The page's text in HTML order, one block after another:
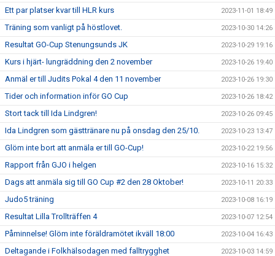
Ett par platser kvar till HLR kurs 2023-11-01 18:49
Träning som vanligt på höstlovet. 2023-10-30 14:26
Resultat GO-Cup Stenungsunds JK 2023-10-29 19:16
Kurs i hjärt- lungräddning den 2 november 2023-10-26 19:40
Anmäl er till Judits Pokal 4 den 11 november 2023-10-26 19:30
Tider och information inför GO Cup 2023-10-26 18:42
Stort tack till Ida Lindgren! 2023-10-26 09:45
Ida Lindgren som gästtränare nu på onsdag den 25/10. 2023-10-23 13:47
Glöm inte bort att anmäla er till GO-Cup! 2023-10-22 19:56
Rapport från GJO i helgen 2023-10-16 15:32
Dags att anmäla sig till GO Cup #2 den 28 Oktober! 2023-10-11 20:33
Judo5 träning 2023-10-08 16:19
Resultat Lilla Trollträffen 4 2023-10-07 12:54
Påminnelse! Glöm inte föräldramötet ikväll 18:00 2023-10-04 16:43
Deltagande i Folkhälsodagen med falltrygghet 2023-10-03 14:59